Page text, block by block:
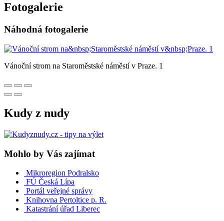
Fotogalerie
Náhodná fotogalerie
Vánoční strom na Staroměstské náměstí v Praze. 1
Kudy z nudy
Mohlo by Vás zajímat
Mikroregion Podralsko
FÚ Česká Lípa
Portál veřejné správy
Knihovna Pertoltice p. R.
Katastrání úřad Liberec